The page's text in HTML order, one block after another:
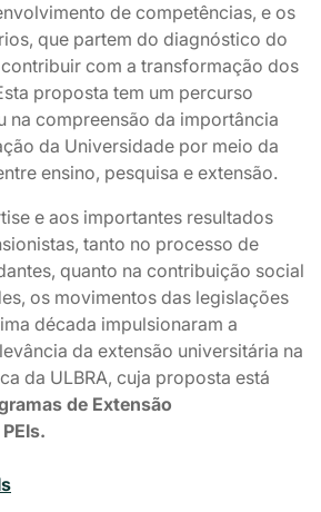
de competências, e os
que partem do diagnóstico do
com a transformação dos
proposta tem um percurso
na compreensão da importância
da Universidade por meio da
ensino, pesquisa e extensão.
e aos importantes resultados
tanto no processo de
quanto na contribuição social
os movimentos das legislações
década impulsionaram a
da extensão universitária na
da ULBRA, cuja proposta está
de Extensão